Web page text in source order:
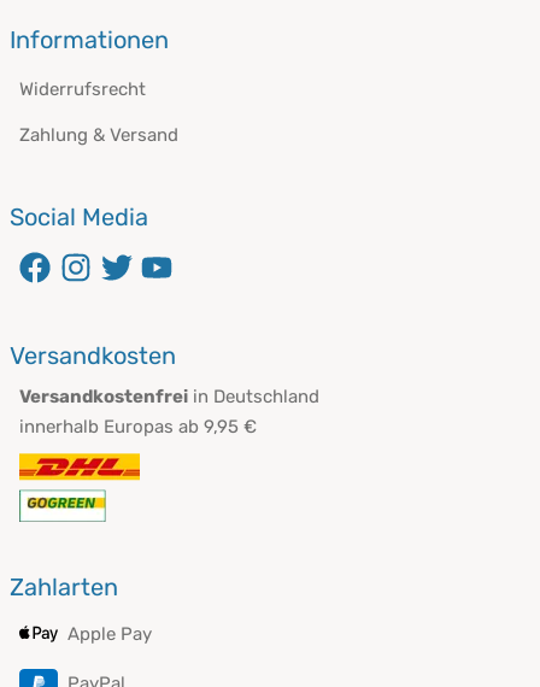
Informationen
Widerrufsrecht
Zahlung & Versand
Social Media
öffnet in neuem Fenster
öffnet in neuem Fenster
öffnet in neuem Fenster
Versandkosten
Versandkostenfrei in Deutschland
innerhalb Europas ab 9,95 €
Zahlarten
Apple Pay